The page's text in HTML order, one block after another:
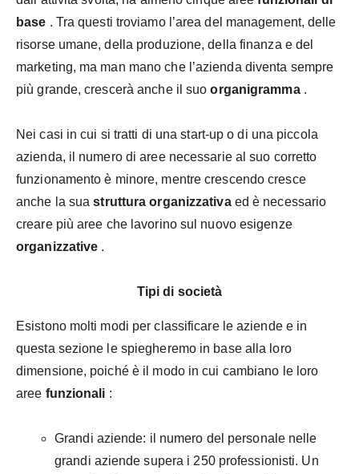
base . Tra questi troviamo l’area del management, delle
risorse umane, della produzione, della finanza e del
marketing, ma man mano che l’azienda diventa sempre
più grande, crescerà anche il suoorganigramma.
Nei casi in cui si tratti di una start-up o di una piccola
azienda, il numero di aree necessarie al suo corretto
funzionamento è minore, mentre crescendo cresce
anche la suastruttura organizzativaed è necessario
creare più aree che lavorino sul nuovo esigenze
organizzative .
Tipi di società
Esistono molti modi per classificare le aziende e in
questa sezione le spiegheremo in base alla loro
dimensione, poiché è il modo in cui cambiano le loro
aree funzionali :
Grandi aziende: il numero del personale nelle
grandi aziende supera i 250 professionisti. Un